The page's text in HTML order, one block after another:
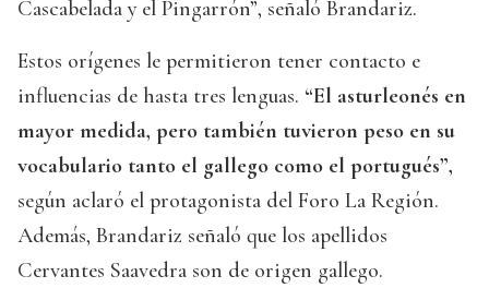
Cascabelada y el Pingarrón”, señaló Brandariz.
Estos orígenes le permitieron tener contacto e
influencias de hasta tres lenguas. “El asturleonés en
mayor medida, pero también tuvieron peso en su
vocabulario tanto el gallego como el portugués”,
según aclaró el protagonista del Foro La Región.
Además, Brandariz señaló que los apellidos
Cervantes Saavedra son de origen gallego.